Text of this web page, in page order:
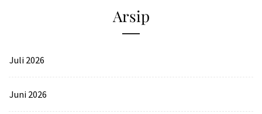
Arsip
Juli 2026
Juni 2026